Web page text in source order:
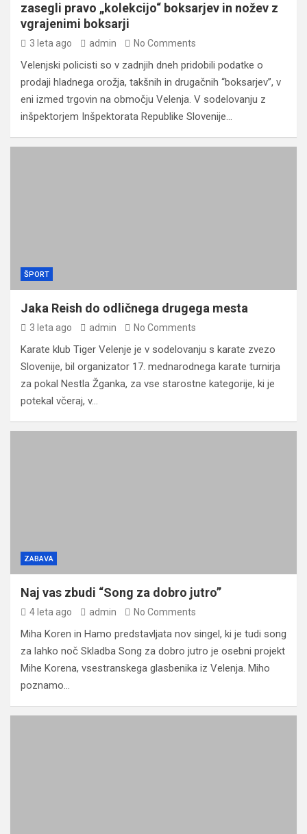
zasegli pravo „kolekcijo“ boksarjev in nožev z
vgrajenimi boksarji
3 leta ago admin No Comments
Velenjski policisti so v zadnjih dneh pridobili podatke o
prodaji hladnega orožja, takšnih in drugačnih “boksarjev”, v
eni izmed trgovin na območju Velenja. V sodelovanju z
inšpektorjem Inšpektorata Republike Slovenije…
ŠPORT
Jaka Reish do odličnega drugega mesta
3 leta ago admin No Comments
Karate klub Tiger Velenje je v sodelovanju s karate zvezo
Slovenije, bil organizator 17. mednarodnega karate turnirja
za pokal Nestla Žganka, za vse starostne kategorije, ki je
potekal včeraj, v…
ZABAVA
Naj vas zbudi “Song za dobro jutro”
4 leta ago admin No Comments
Miha Koren in Hamo predstavljata nov singel, ki je tudi song
za lahko noč Skladba Song za dobro jutro je osebni projekt
Mihe Korena, vsestranskega glasbenika iz Velenja. Miho
poznamo…